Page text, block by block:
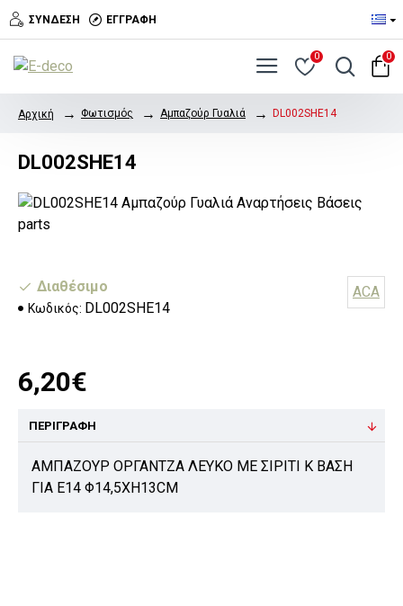
ΣΎΝΔΕΣΗ ΕΓΓΡΑΦΉ
0 0
Αρχική Φωτισμός Αμπαζούρ Γυαλιά DL002SHE14
DL002SHE14
Διαθέσιμο
Κωδικός: DL002SHE14
ACA
6,20€
ΠΕΡΙΓΡΑΦΉ
ΑΜΠΑΖΟΥΡ ΟΡΓΑΝΤΖΑ ΛΕΥΚΟ ΜΕ ΣΙΡΙΤΙ Κ ΒΑΣΗ
ΓΙΑ Ε14 Φ14,5ΧΗ13CM